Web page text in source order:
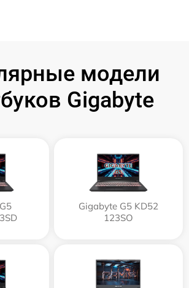
модели
Gigabyte
Gigabyte G5 KD52
123SO